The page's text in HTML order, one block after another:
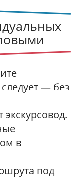
Николая
— без
в
под